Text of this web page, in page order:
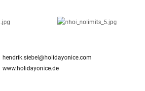
hendrik.siebel@holidayonice.com
www.holidayonice.de